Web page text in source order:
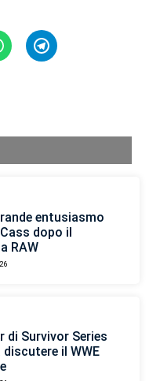
entusiasmo
dopo il
RAW
di Survivor Series
il WWE